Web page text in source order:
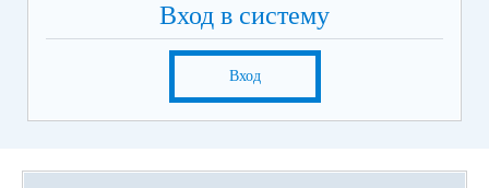
Вход в систему
Вход